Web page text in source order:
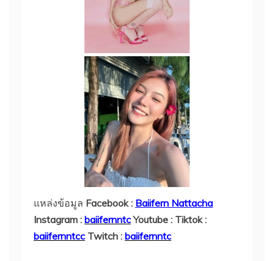
แหล่งข้อมูล Facebook : Baiifern Nattacha
Instagram : baiifernntc Youtube : Tiktok :
baiifernntcc Twitch : baiifernntc